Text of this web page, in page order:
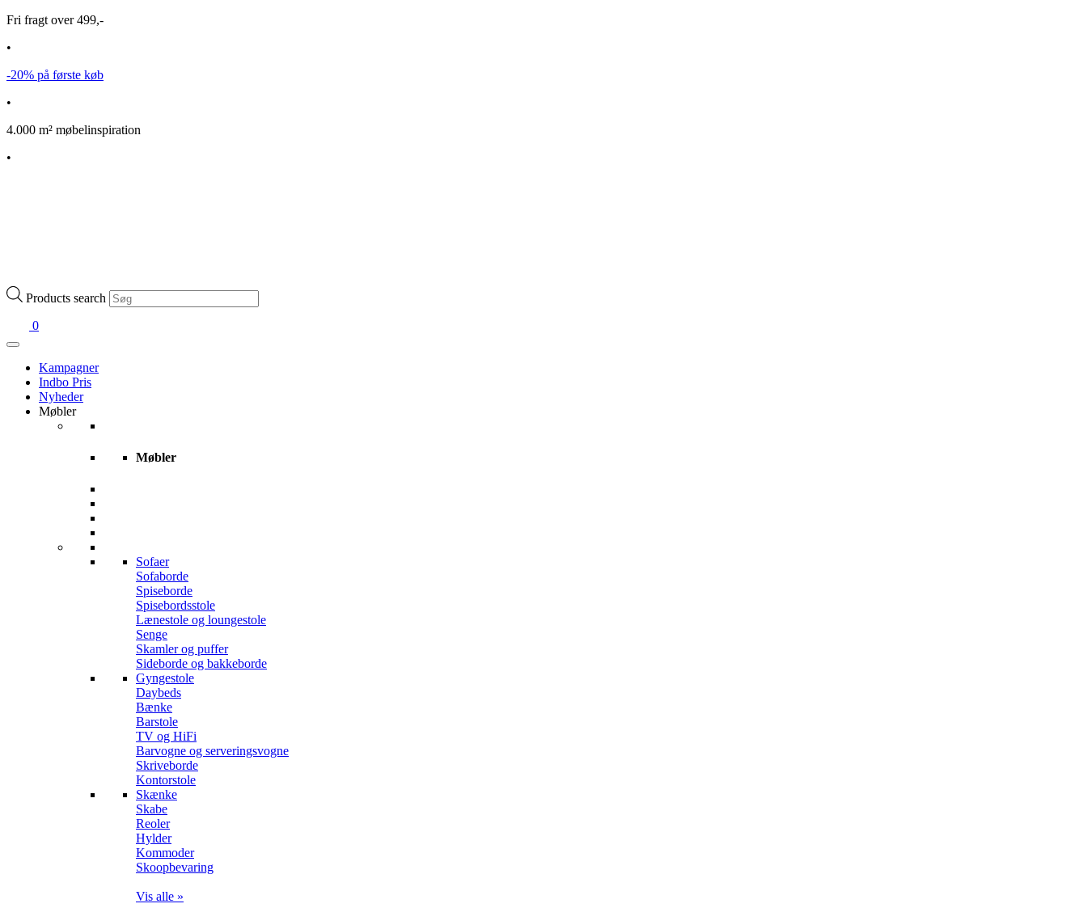
Fri fragt over 499,-
•
-20% på første køb
•
4.000 m² møbelinspiration
•
Products search
0
Kampagner
Indbo Pris
Nyheder
Møbler
Møbler
Sofaer
Sofaborde
Spiseborde
Spisebordsstole
Lænestole og loungestole
Senge
Skamler og puffer
Sideborde og bakkeborde
Gyngestole
Daybeds
Bænke
Barstole
TV og HiFi
Barvogne og serveringsvogne
Skriveborde
Kontorstole
Skænke
Skabe
Reoler
Hylder
Kommoder
Skoopbevaring
Vis alle »